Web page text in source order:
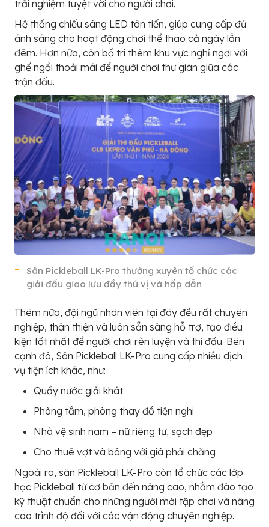
trải nghiệm tuyệt vời cho người chơi.
Hệ thống chiếu sáng LED tân tiến, giúp cung cấp đủ
ánh sáng cho hoạt động chơi thể thao cả ngày lẫn
đêm. Hơn nữa, còn bố trí thêm khu vực nghỉ ngơi với
ghế ngồi thoải mái để người chơi thư giãn giữa các
trận đấu.
Sân Pickleball LK-Pro thường xuyên tổ chức các
giải đấu giao lưu đầy thú vị và hấp dẫn
Thêm nữa, đội ngũ nhân viên tại đây đều rất chuyên
nghiệp, thân thiện và luôn sẵn sàng hỗ trợ, tạo điều
kiện tốt nhất để người chơi rèn luyện và thi đấu. Bên
cạnh đó, Sân Pickleball LK-Pro cung cấp nhiều dịch
vụ tiện ích khác, như:
Quầy nước giải khát
Phòng tắm, phòng thay đồ tiện nghi
Nhà vệ sinh nam – nữ riêng tư, sạch đẹp
Cho thuê vợt và bóng với giá phải chăng
Ngoài ra, sân Pickleball LK-Pro còn tổ chức các lớp
học Pickleball từ cơ bản đến nâng cao, nhằm đào tạo
kỹ thuật chuẩn cho những người mới tập chơi và nâng
cao trình độ đối với các vận động chuyên nghiệp.